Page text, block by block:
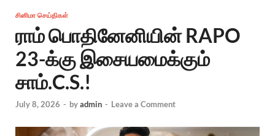
சினிமா செய்திகள்
ராம் பொதினேனியின் RAPO
23-க்கு இசையமைக்கும்
சாம்.C.S.!
July 8, 2026 - byadmin - Leave a Comment